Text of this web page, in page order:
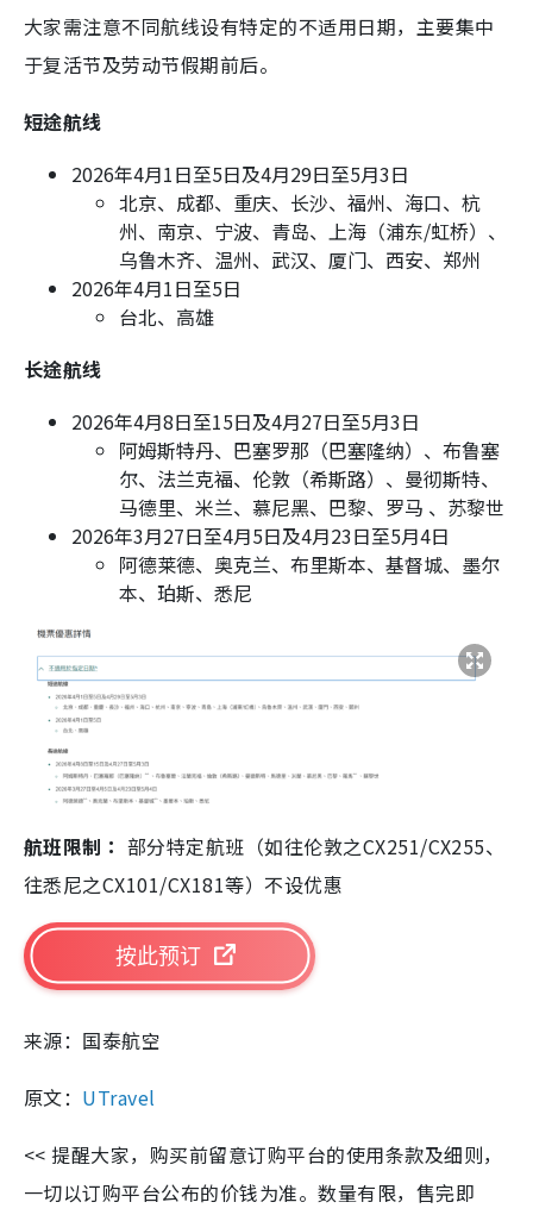
大家需注意不同航线设有特定的不适用日期，主要集中
于复活节及劳动节假期前后。
短途航线
2026年4月1日至5日及4月29日至5月3日
北京、成都、重庆、长沙、福州、海口、杭
州、南京、宁波、青岛、上海（浦东/虹桥）、
乌鲁木齐、温州、武汉、厦门、西安、郑州
2026年4月1日至5日
台北、高雄
长途航线
2026年4月8日至15日及4月27日至5月3日
阿姆斯特丹、巴塞罗那（巴塞隆纳）、布鲁塞
尔、法兰克福、伦敦（希斯路）、曼彻斯特、
马德里、米兰、慕尼黑、巴黎、罗马 、苏黎世
2026年3月27日至4月5日及4月23日至5月4日
阿德莱德、奥克兰、布里斯本、基督城、墨尔
本、珀斯、悉尼
航班限制： 部分特定航班（如往伦敦之CX251/CX255、
往悉尼之CX101/CX181等）不设优惠
按此预订
来源：国泰航空
原文： UTravel
<< 提醒大家，购买前留意订购平台的使用条款及细则，
一切以订购平台公布的价钱为准。数量有限，售完即